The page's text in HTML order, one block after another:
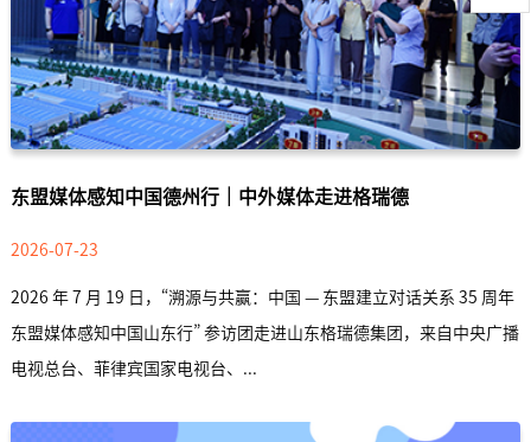
东盟媒体感知中国德州行｜中外媒体走进格瑞德
2026-07-23
2026 年 7 月 19 日，“溯源与共赢：中国 — 东盟建立对话关系 35 周年
东盟媒体感知中国山东行” 参访团走进山东格瑞德集团，来自中央广播
电视总台、菲律宾国家电视台、...